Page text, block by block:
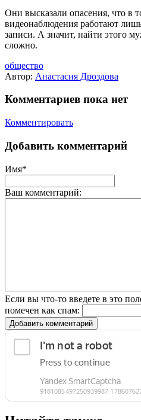
Они высказали опасения, что в
видеонаблюдения работают
записи. А значит, найти этого
сложно.
общество
Автор: Анастасия Дроздова
Комментариев пока нет
Комментировать
Добавить комментарий
Имя*
Ваш комментарий:
Если вы что-то введете в это
помечен как спам:
Добавить комментарий